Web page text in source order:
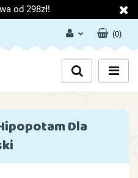
od 298zł!
Zaloguj się
Załóż konto
Dodaj zgłoszenie
Zgody cookies
(0)
Dla